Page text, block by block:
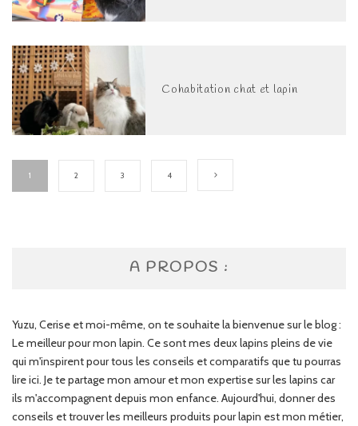
Cohabitation chat et lapin
1 2 3 4
A PROPOS :
Yuzu, Cerise et moi-même, on te souhaite la bienvenue sur le blog :
Le meilleur pour mon lapin. Ce sont mes deux lapins pleins de vie
qui m'inspirent pour tous les conseils et comparatifs que tu pourras
lire ici. Je te partage mon amour et mon expertise sur les lapins car
ils m'accompagnent depuis mon enfance. Aujourd'hui, donner des
conseils et trouver les meilleurs produits pour lapin est mon métier,